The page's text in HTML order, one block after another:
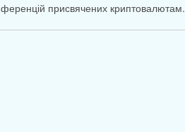
присвячених криптовалютам.